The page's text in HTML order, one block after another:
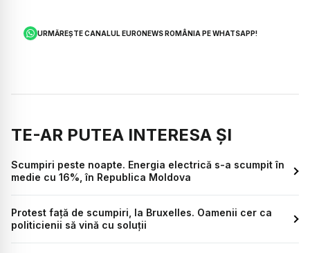
URMĂREȘTE CANALUL EURONEWS ROMÂNIA PE WHATSAPP!
TE-AR PUTEA INTERESA ȘI
Scumpiri peste noapte. Energia electrică s-a scumpit în
medie cu 16%, în Republica Moldova
Protest față de scumpiri, la Bruxelles. Oamenii cer ca
politicienii să vină cu soluții